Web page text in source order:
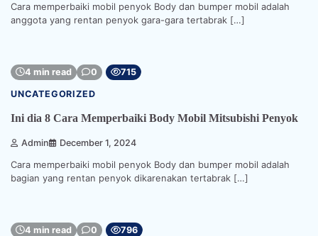
Cara memperbaiki mobil penyok Body dan bumper mobil adalah
anggota yang rentan penyok gara-gara tertabrak […]
4 min read 0 715
UNCATEGORIZED
Ini dia 8 Cara Memperbaiki Body Mobil Mitsubishi Penyok
Admin December 1, 2024
Cara memperbaiki mobil penyok Body dan bumper mobil adalah
bagian yang rentan penyok dikarenakan tertabrak […]
4 min read 0 796